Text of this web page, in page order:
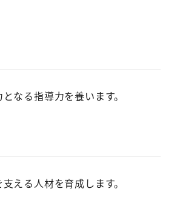
なる指導力を養います。
える人材を育成します。